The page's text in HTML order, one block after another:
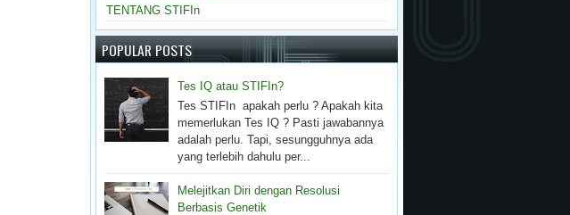
TENTANG STIFIn
POPULAR POSTS
Tes IQ atau STIFIn?
Tes STIFIn apakah perlu ? Apakah kita
memerlukan Tes IQ ? Pasti jawabannya
adalah perlu. Tapi, sesungguhnya ada
yang terlebih dahulu per...
Melejitkan Diri dengan Resolusi
Berbasis Genetik